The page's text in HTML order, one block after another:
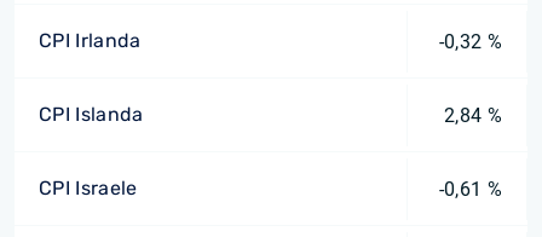
CPI Irlanda -0,32 %
CPI Islanda 2,84 %
CPI Israele -0,61 %